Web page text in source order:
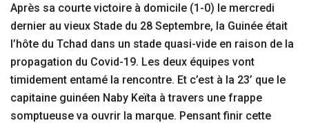
Après sa courte victoire à domicile (1-0) le mercredi
dernier au vieux Stade du 28 Septembre, la Guinée était
l’hôte du Tchad dans un stade quasi-vide en raison de la
propagation du Covid-19. Les deux équipes vont
timidement entamé la rencontre. Et c’est à la 23’ que le
capitaine guinéen Naby Keïta à travers une frappe
somptueuse va ouvrir la marque. Pensant finir cette